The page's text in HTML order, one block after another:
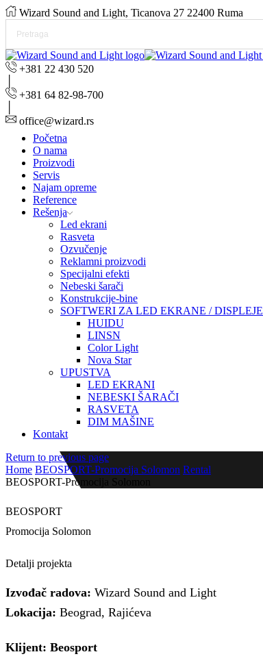
Wizard Sound and Light, Ticanova 27 22400 Ruma
+381 22 430 520
+381 64 82-98-700
office@wizard.rs
Početna
O nama
Proizvodi
Servis
Najam opreme
Reference
Rešenja
Led ekrani
Rasveta
Ozvučenje
Reklamni proizvodi
Specijalni efekti
Nebeski šarači
Konstrukcije-bine
SOFTWERI ZA LED EKRANE / DISPLEJE
HUIDU
LINSN
Color Light
Nova Star
UPUSTVA
LED EKRANI
NEBESKI ŠARAČI
RASVETA
DIM MAŠINE
Kontakt
Return to previous page
Home BEOSPORT-Promocija Solomon Rental
BEOSPORT-Promocija Solomon
BEOSPORT
Promocija Solomon
Detalji projekta
Izvođač radova: Wizard Sound and Light
Lokacija: Beograd, Rajićeva
Klijent: Beosport